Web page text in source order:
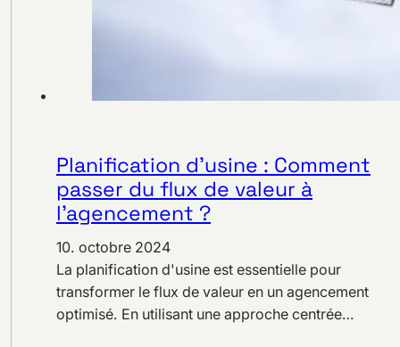
Planification d’usine : Comment
passer du flux de valeur à
l’agencement ?
10. octobre 2024
La planification d'usine est essentielle pour
transformer le flux de valeur en un agencement
optimisé. En utilisant une approche centrée…